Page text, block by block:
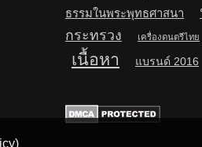
ธรรมในพระพุทธศาสนา
กระทรวง
เครื่องดนตรีไทย
เนื้อหา แบรนด์ 2016